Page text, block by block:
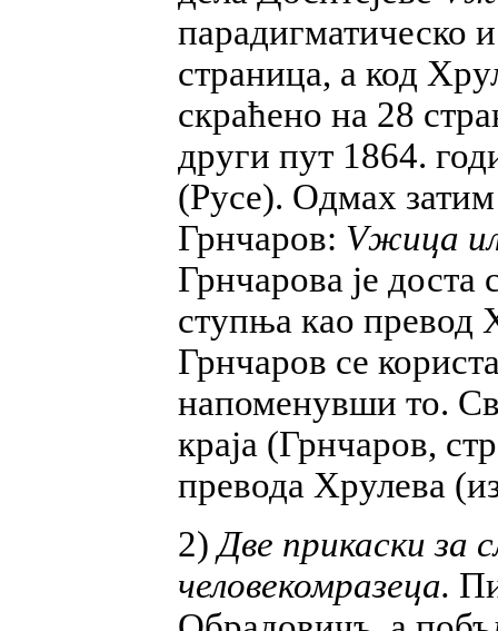
парадигматическо
страница, а код
скраћено на 28
други пут 1864.
(Русе). Одмах
Грнчаров: Vжица
Грнчарова је доста
ступња као превод
Грнчаров се
напоменувши то.
краја (Грнчаров,
превода Хрулева
2)Две прикаски за
человекомразеца.